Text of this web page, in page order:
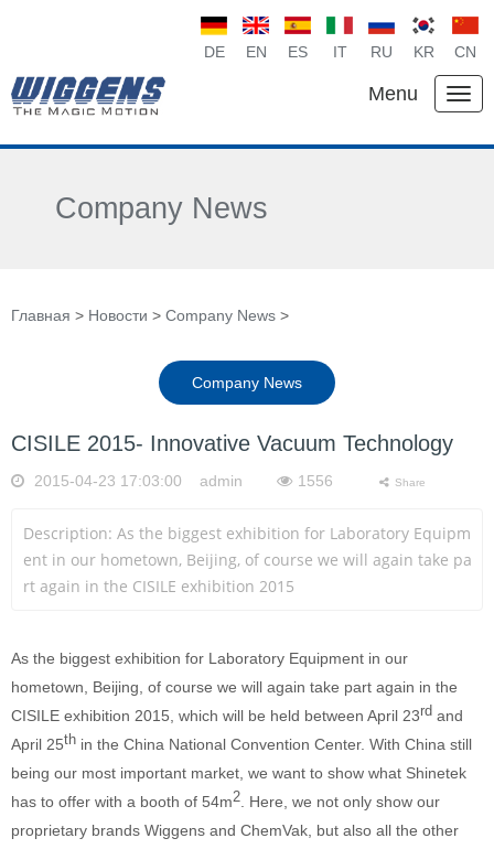
DE EN ES IT RU KR CN
Menu
Company News
Главная > Новости > Company News >
Company News
CISILE 2015- Innovative Vacuum Technology
2015-04-23 17:03:00 admin 1556 Share
Description: As the biggest exhibition for Laboratory Equipm
ent in our hometown, Beijing, of course we will again take pa
rt again in the CISILE exhibition 2015
As the biggest exhibition for Laboratory Equipment in our
hometown, Beijing, of course we will again take part again in the
CISILE exhibition 2015, which will be held between April 23rd and
April 25th in the China National Convention Center. With China still
being our most important market, we want to show what Shinetek
has to offer with a booth of 54m2. Here, we not only show our
proprietary brands Wiggens and ChemVak, but also all the other